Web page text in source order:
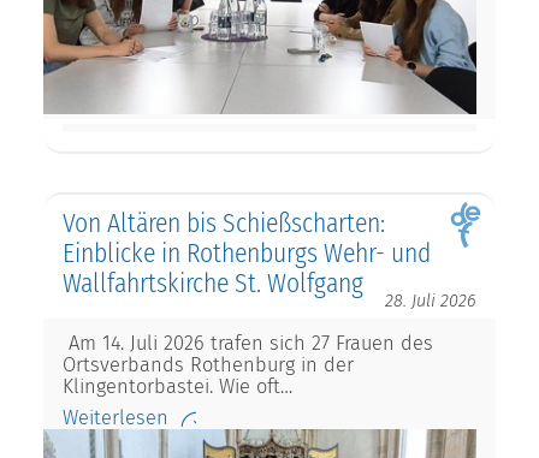
Von Altären bis Schießscharten:
Einblicke in Rothenburgs Wehr- und
Wallfahrtskirche St. Wolfgang
28. Juli 2026
Am 14. Juli 2026 trafen sich 27 Frauen des
Ortsverbands Rothenburg in der
Klingentorbastei. Wie oft…
Weiterlesen